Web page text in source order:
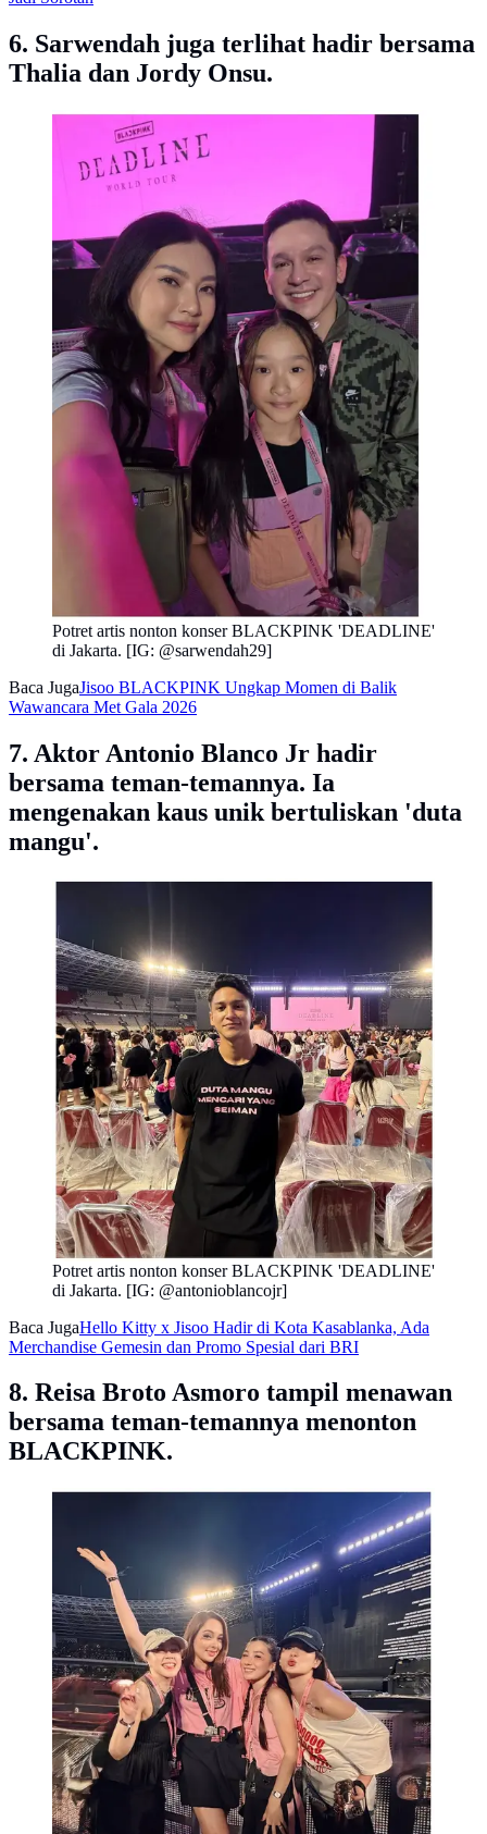
6. Sarwendah juga terlihat hadir bersama
Thalia dan Jordy Onsu.
Potret artis nonton konser BLACKPINK 'DEADLINE'
di Jakarta. [IG: @sarwendah29]
Baca JugaJisoo BLACKPINK Ungkap Momen di Balik
Wawancara Met Gala 2026
7. Aktor Antonio Blanco Jr hadir
bersama teman-temannya. Ia
mengenakan kaus unik bertuliskan 'duta
mangu'.
Potret artis nonton konser BLACKPINK 'DEADLINE'
di Jakarta. [IG: @antonioblancojr]
Baca JugaHello Kitty x Jisoo Hadir di Kota Kasablanka, Ada
Merchandise Gemesin dan Promo Spesial dari BRI
8. Reisa Broto Asmoro tampil menawan
bersama teman-temannya menonton
BLACKPINK.